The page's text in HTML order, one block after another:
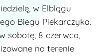
w Elblągu
Biegu Piekarczyka.
sobotę, 8 czerwca,
na terenie